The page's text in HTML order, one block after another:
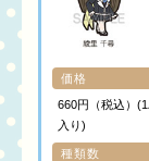
価格
660円（税込）
入り)
種類数